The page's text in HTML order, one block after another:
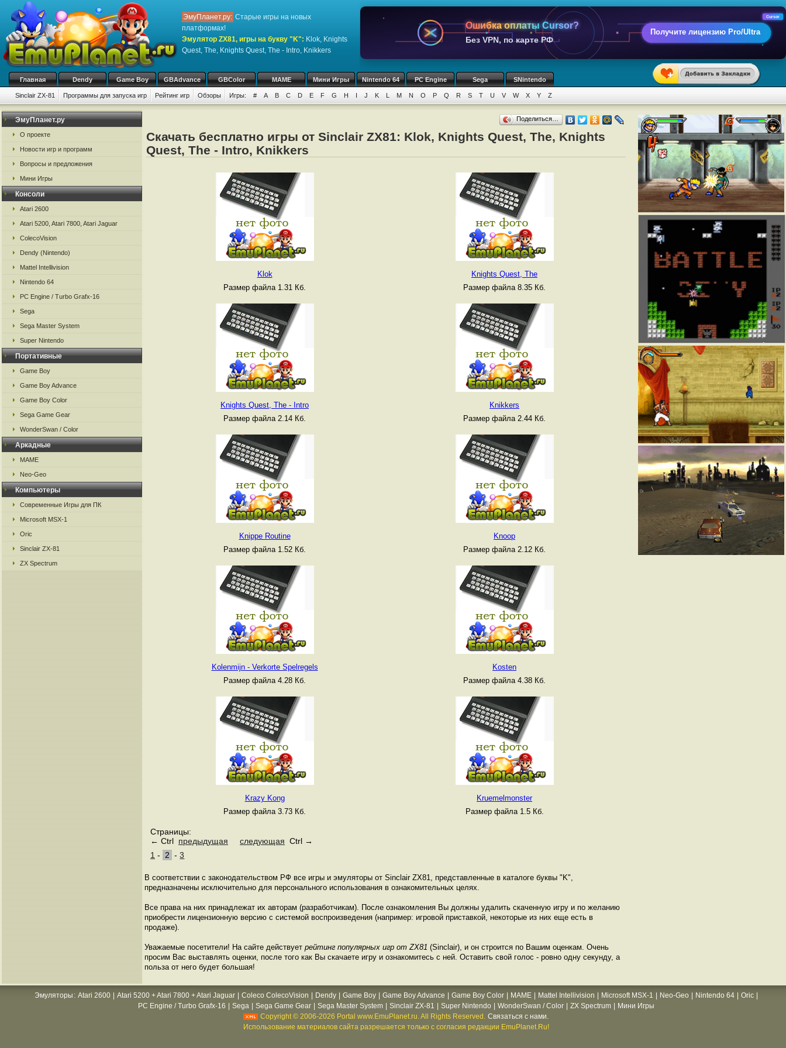
ЭмуПланет.ру: Старые игры на новых
платформах!
Эмулятор ZX81, игры на букву "K": Klok, Knights
Quest, The, Knights Quest, The - Intro, Knikkers
Ошибка оплаты Cursor?
Без VPN, по карте РФ
Получите лицензию Pro/Ultra
Cursor
Главная Dendy Game Boy GBAdvance GBColor MAME Мини Игры Nintendo 64 PC Engine Sega SNintendo
Sinclair ZX-81 Программы для запуска игр Рейтинг игр Обзоры Игры: # A B C D E F G H I J K L M N O P Q R S T U V W X Y Z
ЭмуПланет.ру
О проекте
Новости игр и программ
Вопросы и предложения
Мини Игры
Консоли
Atari 2600
Atari 5200, Atari 7800, Atari Jaguar
ColecoVision
Dendy (Nintendo)
Mattel Intellivision
Nintendo 64
PC Engine / Turbo Grafx-16
Sega
Sega Master System
Super Nintendo
Портативные
Game Boy
Game Boy Advance
Game Boy Color
Sega Game Gear
WonderSwan / Color
Аркадные
MAME
Neo-Geo
Компьютеры
Современные Игры для ПК
Microsoft MSX-1
Oric
Sinclair ZX-81
ZX Spectrum
Поделиться…
Скачать бесплатно игры от Sinclair ZX81: Klok, Knights Quest, The, Knights
Quest, The - Intro, Knikkers
Klok
Размер файла 1.31 Кб.
Knights Quest, The
Размер файла 8.35 Кб.
Knights Quest, The - Intro
Размер файла 2.14 Кб.
Knikkers
Размер файла 2.44 Кб.
Knippe Routine
Размер файла 1.52 Кб.
Knoop
Размер файла 2.12 Кб.
Kolenmijn - Verkorte Spelregels
Размер файла 4.28 Кб.
Kosten
Размер файла 4.38 Кб.
Krazy Kong
Размер файла 3.73 Кб.
Kruemelmonster
Размер файла 1.5 Кб.
Страницы:
← Ctrl предыдущая следующая Ctrl →
1 - 2 -3
В соответствии с законодательством РФ все игры и эмуляторы от Sinclair ZX81, представленные в каталоге буквы "K",
предназначены исключительно для персонального использования в ознакомительных целях.
Все права на них принадлежат их авторам (разработчикам). После ознакомления Вы должны удалить скаченную игру и по желанию
приобрести лицензионную версию с системой воспроизведения (например: игровой приставкой, некоторые из них еще есть в
продаже).
Уважаемые посетители! На сайте действует рейтинг популярных игр от ZX81 (Sinclair), и он строится по Вашим оценкам. Очень
просим Вас выставлять оценки, после того как Вы скачаете игру и ознакомитесь с ней. Оставить свой голос - ровно одну секунду, а
польза от него будет большая!
Эмуляторы : Atari 2600 Atari 5200 + Atari 7800 + Atari Jaguar Coleco ColecoVision Dendy Game Boy Game Boy Advance Game Boy Color MAME Mattel Intellivision Microsoft MSX-1 Neo-Geo Nintendo 64 Oric
PC Engine / Turbo Grafx-16
Sega Sega Game Gear Sega Master System Sinclair ZX-81 Super Nintendo WonderSwan / Color ZX Spectrum
Мини Игры
Copyright © 2006-2026 Portal www.EmuPlanet.ru. All Rights Reserved. Связаться с нами.
Использование материалов сайта разрешается только с согласия редакции EmuPlanet.Ru!